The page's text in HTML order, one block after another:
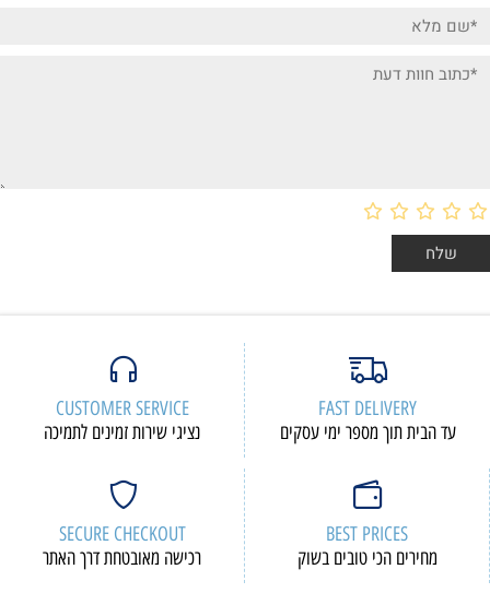
FAST DELIVERY
עד הבית תוך מספר ימי עסקים
CUSTOMER SERVICE
נציגי שירות זמינים לתמיכה
BEST PRICES
מחירים הכי טובים בשוק
SECURE CHECKOUT
רכישה מאובטחת דרך האתר